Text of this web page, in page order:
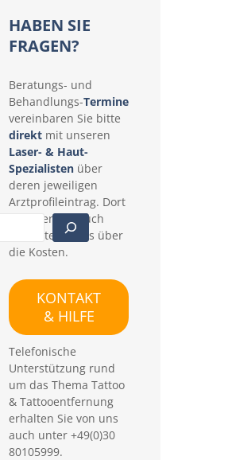
HABEN SIE
FRAGEN?
Beratungs- und
Behandlungs-Termine
vereinbaren Sie bitte
direktmit unseren
Laser- & Haut-
Spezialistenüber
deren jeweiligen
Arztprofileintrag. Dort
erfahren Sie auch
konkrete Details über
die Kosten.
KONTAKT
& HILFE
Telefonische
Unterstützung rund
um das Thema Tattoo
& Tattooentfernung
erhalten Sie von uns
auch unter +49(0)30
80105999.